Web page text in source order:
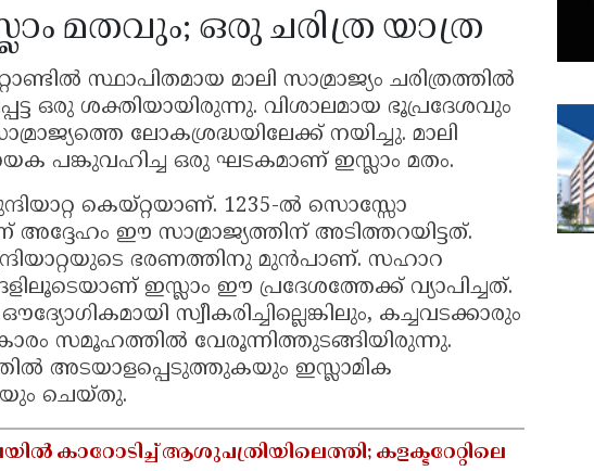
മതവും; ഒരു ചരിത്ര യാത്ര
സ്ഥാപിതമായ മാലി സാമ്രാജ്യം ചരിത്രത്തിൽ
ഒരു ശക്തിയായിരുന്നു. വിശാലമായ ഭൂപ്രദേശവും
ലോകശ്രദ്ധയിലേക്ക് നയിച്ചു. മാലി
പങ്കുവഹിച്ച ഒരു ഘടകമാണ് ഇസ്ലാം മതം.
കെയ്‌റ്റയാണ്. 1235-ൽ സൊസ്സോ
അദ്ദേഹം ഈ സാമ്രാജ്യത്തിന് അടിത്തറയിട്ടത്.
ഭരണത്തിനു മുൻപാണ്. സഹാറ
ഇസ്ലാം ഈ പ്രദേശത്തേക്ക് വ്യാപിച്ചത്.
സ്വീകരിച്ചില്ലെങ്കിലും, കച്ചവടക്കാരും
സമൂഹത്തിൽ വേരൂന്നിത്തുടങ്ങിയിരുന്നു.
അടയാളപ്പെടുത്തുകയും ഇസ്ലാമിക
ചെയ്തു.
കാറോടിച്ച് ആശുപത്രിയിലെത്തി; കളക്ടറേറ്റിലെ